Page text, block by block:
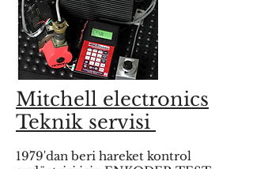
Mitchell electronics
Teknik servisi
1979'dan beri hareket kontrol